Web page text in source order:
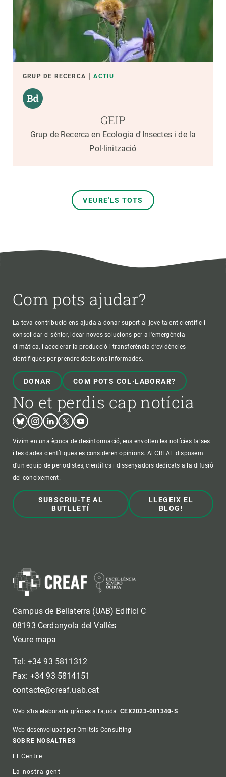
GRUP DE RECERCA ACTIU
GEIP
Grup de Recerca en Ecologia d'Insectes i de la
Pol·linització
VEURE'LS TOTS
Com pots ajudar?
La teva contribució ens ajuda a donar suport al jove talent científic i
consolidar el sènior, idear noves solucions per a l'emergència
climàtica, i accelerar la producció i transferència d’evidències
científiques per prendre decisions informades.
DONAR COM POTS COL·LABORAR?
No et perdis cap notícia
BlueskyInstagram
LinkedinTwitterYoutube
Vivim en una època de desinformació, ens envolten les notícies falses
i les dades científiques es consideren opinions. Al CREAF disposem
d'un equip de periodistes, científics i dissenyadors dedicats a la difusió
del coneixement.
SUBSCRIU-TE AL
BUTLLETÍ
LLEGEIX EL
BLOG!
Campus de Bellaterra (UAB) Edifici C
08193 Cerdanyola del Vallès
Veure mapa
Tel: +34 93 5811312
Fax: +34 93 5814151
contacte@creaf.uab.cat
Web s'ha elaborada gràcies a l'ajuda:CEX2023-001340-S
Web desenvolupat per Omitsis Consulting
Footer
SOBRE NOSALTRES
El Centre
La nostra gent